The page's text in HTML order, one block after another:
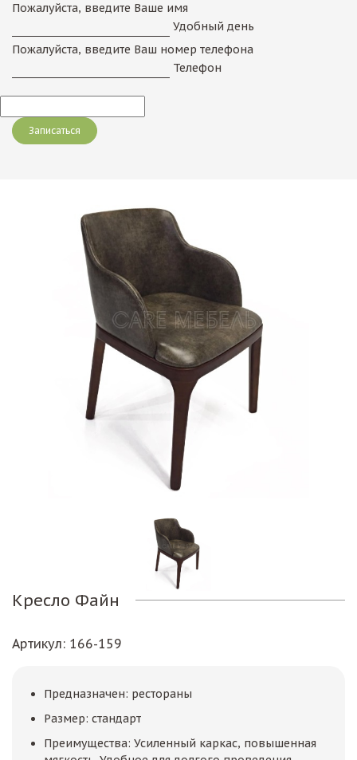
Пожалуйста, введите Ваше имя
Удобный день
Пожалуйста, введите Ваш номер телефона
Телефон
Кресло Файн
Артикул: 166-159
Предназначен: рестораны
Размер: стандарт
Преимущества: Усиленный каркас, повышенная